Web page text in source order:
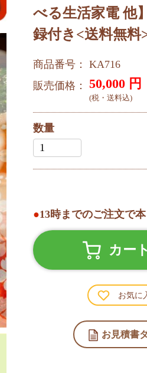
べる生活家電 他
録付き<送料無料
商品番号： KA716
販売価格：
50,000 円
(税・送料込)
数量
●13時までのご注文で
カー
お気に
お見積書